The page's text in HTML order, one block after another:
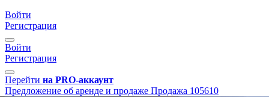
Войти
Регистрация
Войти
Регистрация
Перейти на PRO-аккаунт
Предложение об аренде и продаже Продажа 105610